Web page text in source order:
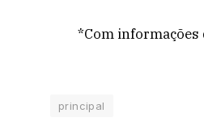
*Com
principal